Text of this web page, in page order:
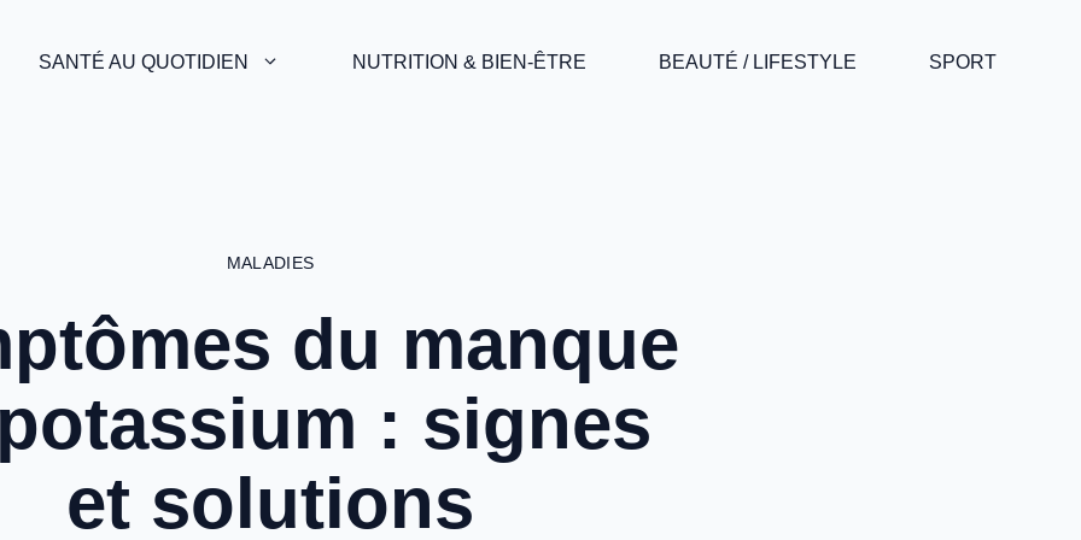
SANTÉ AU QUOTIDIEN NUTRITION & BIEN-ÊTRE BEAUTÉ / LIFESTYLE SPORT
MALADIES
du manque
: signes
et solutions